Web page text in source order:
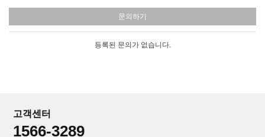
문의하기
등록된 문의가 없습니다.
고객센터
1566-3289